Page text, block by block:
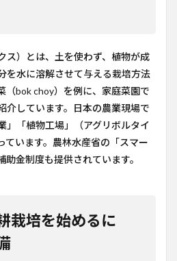
ス）とは、土を使わず、植物が成
を水に溶解させて与える栽培方法
（bok choy）を例に、家庭菜園で
介しています。日本の農業現場で
」「植物工場」（アグリボルタイ
ています。農林水産省の「スマー
助金制度も提供されています。
栽培を始めるに